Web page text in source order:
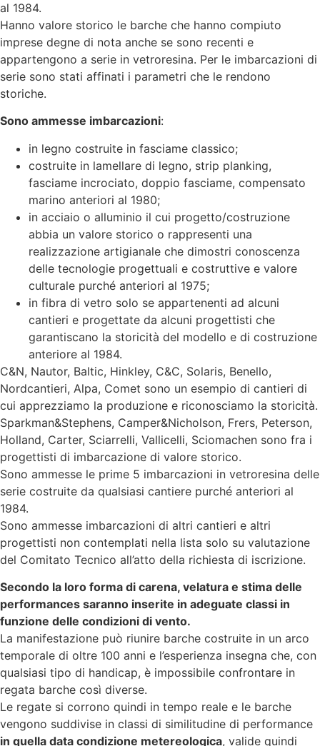
al 1984.
Hanno valore storico le barche che hanno compiuto
imprese degne di nota anche se sono recenti e
appartengono a serie in vetroresina. Per le imbarcazioni di
serie sono stati affinati i parametri che le rendono
storiche.
Sono ammesse imbarcazioni:
in legno costruite in fasciame classico;
costruite in lamellare di legno, strip planking,
fasciame incrociato, doppio fasciame, compensato
marino anteriori al 1980;
in acciaio o alluminio il cui progetto/costruzione
abbia un valore storico o rappresenti una
realizzazione artigianale che dimostri conoscenza
delle tecnologie progettuali e costruttive e valore
culturale purché anteriori al 1975;
in fibra di vetro solo se appartenenti ad alcuni
cantieri e progettate da alcuni progettisti che
garantiscano la storicità del modello e di costruzione
anteriore al 1984.
C&N, Nautor, Baltic, Hinkley, C&C, Solaris, Benello,
Nordcantieri, Alpa, Comet sono un esempio di cantieri di
cui apprezziamo la produzione e riconosciamo la storicità.
Sparkman&Stephens, Camper&Nicholson, Frers, Peterson,
Holland, Carter, Sciarrelli, Vallicelli, Sciomachen sono fra i
progettisti di imbarcazione di valore storico.
Sono ammesse le prime 5 imbarcazioni in vetroresina delle
serie costruite da qualsiasi cantiere purché anteriori al
1984.
Sono ammesse imbarcazioni di altri cantieri e altri
progettisti non contemplati nella lista solo su valutazione
del Comitato Tecnico all’atto della richiesta di iscrizione.
Secondo la loro forma di carena, velatura e stima delle
performances saranno inserite in adeguate classi in
funzione delle condizioni di vento.
La manifestazione può riunire barche costruite in un arco
temporale di oltre 100 anni e l’esperienza insegna che, con
qualsiasi tipo di handicap, è impossibile confrontare in
regata barche così diverse.
Le regate si corrono quindi in tempo reale e le barche
vengono suddivise in classi di similitudine di performance
in quella data condizione metereologica, valide quindi